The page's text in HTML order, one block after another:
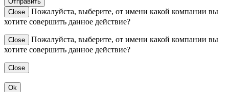
Close
Пожалуйста, выберите, от имени какой компании вы
хотите совершить данное действие?
Close
Пожалуйста, выберите, от имени какой компании вы
хотите совершить данное действие?
Close
Ok